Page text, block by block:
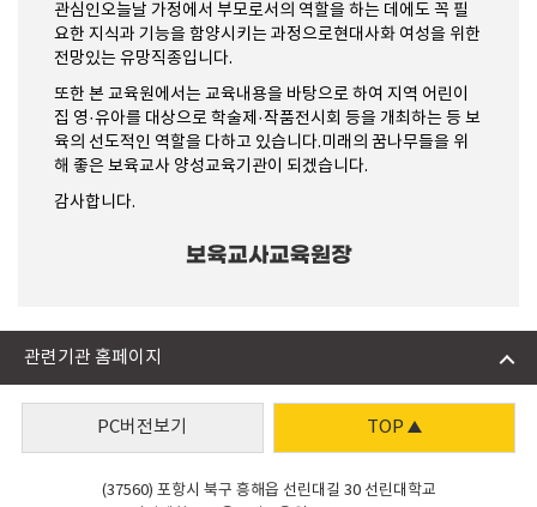
관심인오늘날 가정에서 부모로서의 역할을 하는 데에도 꼭 필
요한 지식과 기능을 함양시키는 과정으로현대사화 여성을 위한
전망있는 유망직종입니다.
또한 본 교육원에서는 교육내용을 바탕으로 하여 지역 어린이
집 영·유아를 대상으로 학술제·작품전시회 등을 개최하는 등 보
육의 선도적인 역할을 다하고 있습니다.미래의 꿈나무들을 위
해 좋은 보육교사 양성교육기관이 되겠습니다.
감사합니다.
관련기관 홈페이지
PC버전보기 TOP
(37560) 포항시 북구 흥해읍 선린대길 30 선린대학교